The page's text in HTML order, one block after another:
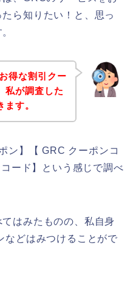
ら知りたい！と、思っ
得な割引クー
私が調査した
す。
ン】【 GRC クーポンコ
ード】という感じで調べ
はみたものの、私自身
などはみつけることがで